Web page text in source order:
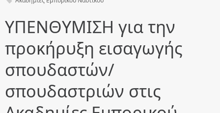
ΥΠΕΝΘΥΜΙΣΗ για την
προκήρυξη εισαγωγής
σπουδαστών/
σπουδαστριών στις